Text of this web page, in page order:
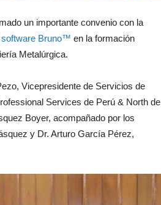
un importante convenio con la
software Bruno™ en la formación
Metalúrgica.
Vicepresidente de Servicios de
Services de Perú & North de
Boyer, acompañado por los
y Dr. Arturo García Pérez,